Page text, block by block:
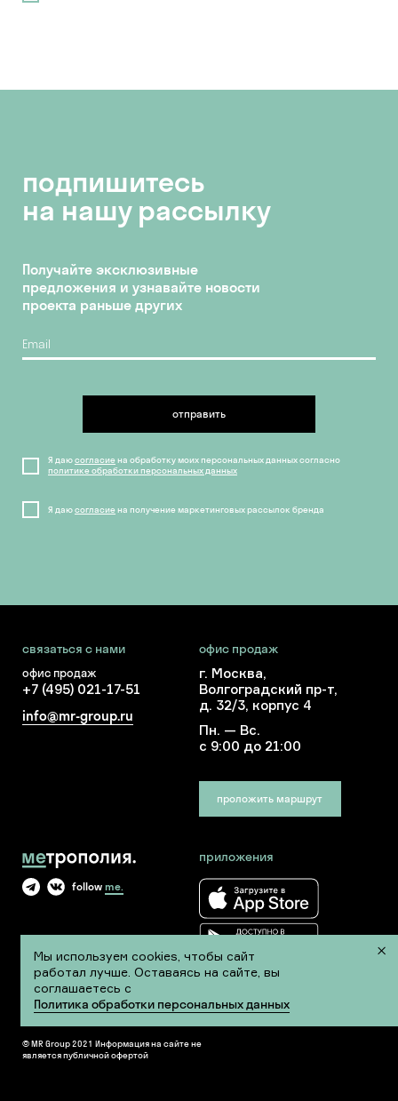
Мы используем cookies, чтобы сайт
работал лучше. Оставаясь на сайте, вы
соглашаетесь с
Политика обработки персональных данных
подпишитесь
на нашу рассылку
Получайте эксклюзивные
предложения и узнавайте новости
проекта раньше других
отправить
Я даюсогласиена обработку моих персональных данных согласно
политике обработки персональных данных
Я даюсогласиена получение маркетинговых рассылок бренда
связаться с нами
офис продаж
+7 (495) 021-17-51
info@mr-group.ru
офис продаж
г. Москва,
Волгоградский пр-т,
д. 32/3, корпус 4
Пн. — Вс.
с 9:00 до 21:00
проложить маршрут
Сделано в
follow me.
приложения
Политика обработки персональных данных
© MR Group 2021 Информация на сайте не
является публичной офертой